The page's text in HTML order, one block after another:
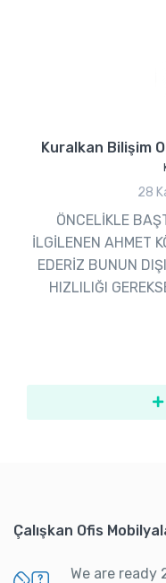
Kuralkan Bilişim
28
ÖNCELİKLE
İLGİLENEN AHMET
EDERİZ BUNUN
HIZLILIĞI
Çalışkan Ofis
We are